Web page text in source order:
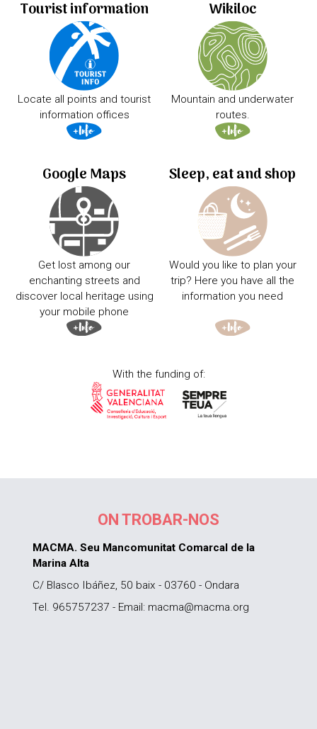
Tourist information
Locate all points and tourist
information offices
Wikiloc
Mountain and underwater
routes.
Google Maps
Get lost among our
enchanting streets and
discover local heritage using
your mobile phone
Sleep, eat and shop
Would you like to plan your
trip? Here you have all the
information you need
With the funding of:
ON TROBAR-NOS
MACMA. Seu Mancomunitat Comarcal de la
Marina Alta
C/ Blasco Ibáñez, 50 baix - 03760 - Ondara
Tel. 965757237 - Email: macma@macma.org